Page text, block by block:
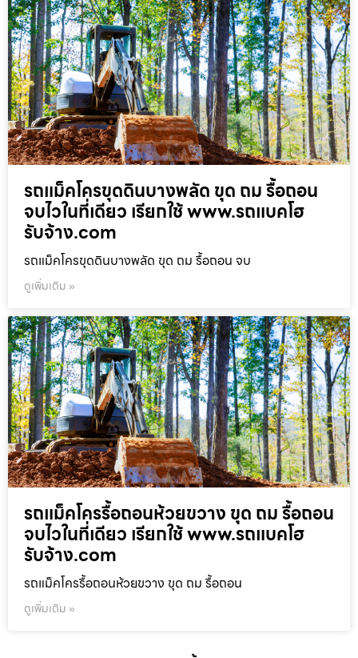
รถแม็คโครขุดดินบางพลัด ขุด ถม รื้อถอน
จบไวในที่เดียว เรียกใช้ www.รถแบคโฮ
รับจ้าง.com
รถแม็คโครขุดดินบางพลัด ขุด ถม รื้อถอน จบ
ดูเพิ่มเติม »
รถแม็คโครรื้อถอนห้วยขวาง ขุด ถม รื้อถอน
จบไวในที่เดียว เรียกใช้ www.รถแบคโฮ
รับจ้าง.com
รถแม็คโครรื้อถอนห้วยขวาง ขุด ถม รื้อถอน
ดูเพิ่มเติม »